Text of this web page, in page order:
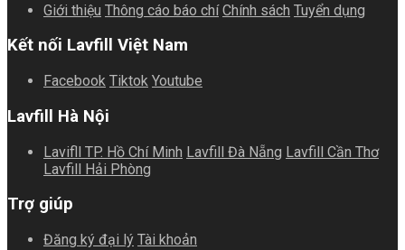
Giới thiệu Thông cáo báo chí Chính sách Tuyển dụng
Kết nối Lavfill Việt Nam
Facebook Tiktok Youtube
Lavfill Hà Nội
Lavifll TP. Hồ Chí Minh Lavfill Đà Nẵng Lavfill Cần Thơ
Lavfill Hải Phòng
Trợ giúp
Đăng ký đại lý Tài khoản